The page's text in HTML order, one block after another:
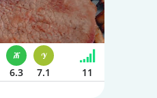
6.3 7.1 11